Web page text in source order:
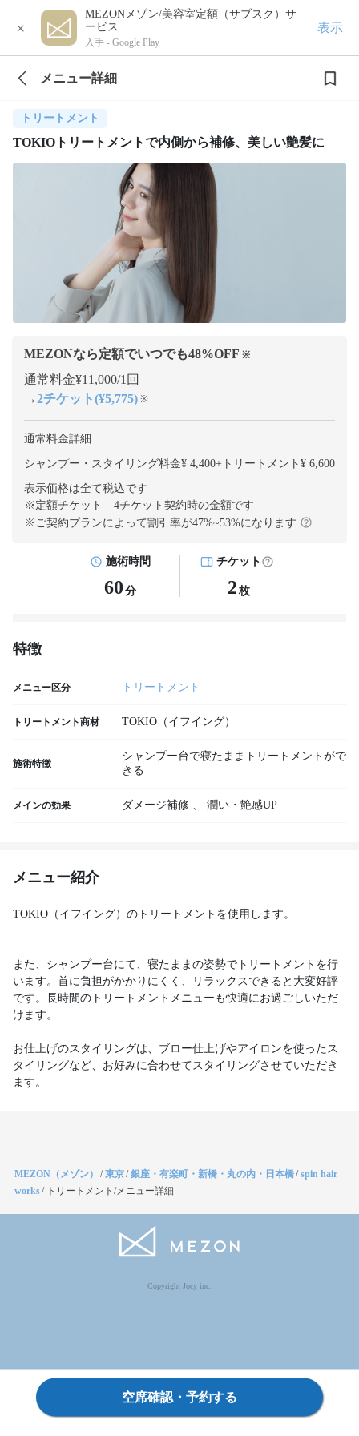
×
MEZONメゾン/美容室定額（サブスク）サ
ービス
入手 - Google Play
表示
メニュー詳細
トリートメント
TOKIOトリートメントで内側から補修、美しい艶髪に
MEZONなら定額でいつでも48%OFF ※
通常料金¥11,000/1回
→2チケット(¥5,775) ※
通常料金詳細
シャンプー・スタイリング料金¥ 4,400+ トリートメント¥ 6,600
表示価格は全て税込です
※定額チケット 4チケット契約時の金額です
※ご契約プランによって割引率が47%~53%になります
施術時間
60 分
チケット
2 枚
特徴
メニュー区分 トリートメント
トリートメント商材 TOKIO（イフイング）
施術特徴
シャンプー台で寝たままトリートメントがで
きる
メインの効果 ダメージ補修 、 潤い・艶感UP
メニュー紹介
TOKIO（イフイング）のトリートメントを使用します。
また、シャンプー台にて、寝たままの姿勢でトリートメントを行
います。首に負担がかかりにくく、リラックスできると大変好評
です。長時間のトリートメントメニューも快適にお過ごしいただ
けます。
お仕上げのスタイリングは、ブロー仕上げやアイロンを使ったス
タイリングなど、お好みに合わせてスタイリングさせていただき
ます。
MEZON（メゾン） /東京/銀座・有楽町・新橋・丸の内・日本橋/spin hair
works/ トリートメント/メニュー詳細
Copyright Jocy inc.
空席確認・予約する